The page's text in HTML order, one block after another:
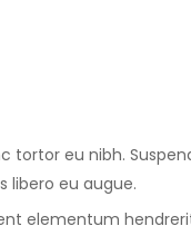
tortor eu nibh.
libero eu augue.
elementum